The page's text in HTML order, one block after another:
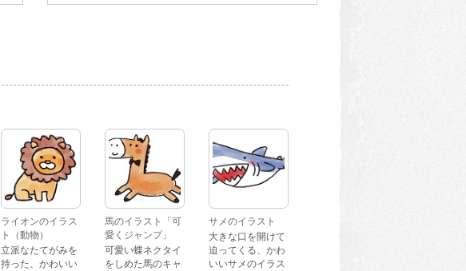
ライオンのイラス
ト（動物）
立派なたてがみを
持った、かわいい
馬のイラスト「可
愛くジャンプ」
可愛い蝶ネクタイ
をしめた馬のキャ
サメのイラスト
大きな口を開けて
迫ってくる、かわ
いいサメのイラス